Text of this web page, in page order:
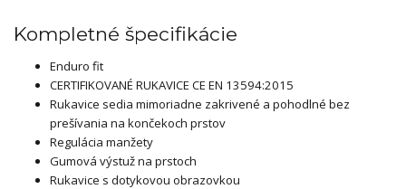
Kompletné špecifikácie
Enduro fit
CERTIFIKOVANÉ RUKAVICE CE EN 13594:2015
Rukavice sedia mimoriadne zakrivené a pohodlné bez
prešívania na končekoch prstov
Regulácia manžety
Gumová výstuž na prstoch
Rukavice s dotykovou obrazovkou